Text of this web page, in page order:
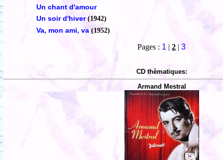
Un chant d'amour
Un soir d'hiver (1942)
Va, mon ami, va (1952)
Pages : 1 |2 |3
CD thèmatiques:
Armand Mestral